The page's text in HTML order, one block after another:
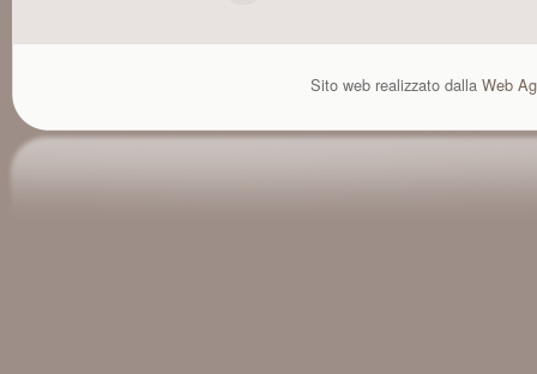
Sito web realizzato dalla Web